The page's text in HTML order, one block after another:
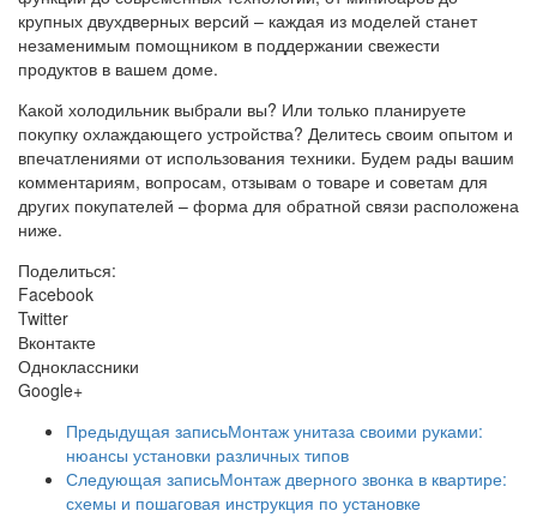
крупных двухдверных версий – каждая из моделей станет
незаменимым помощником в поддержании свежести
продуктов в вашем доме.
Какой холодильник выбрали вы? Или только планируете
покупку охлаждающего устройства? Делитесь своим опытом и
впечатлениями от использования техники. Будем рады вашим
комментариям, вопросам, отзывам о товаре и советам для
других покупателей – форма для обратной связи расположена
ниже.
Поделиться:
Facebook
Twitter
Вконтакте
Одноклассники
Google+
Предыдущая записьМонтаж унитаза своими руками:
нюансы установки различных типов
Следующая записьМонтаж дверного звонка в квартире:
схемы и пошаговая инструкция по установке